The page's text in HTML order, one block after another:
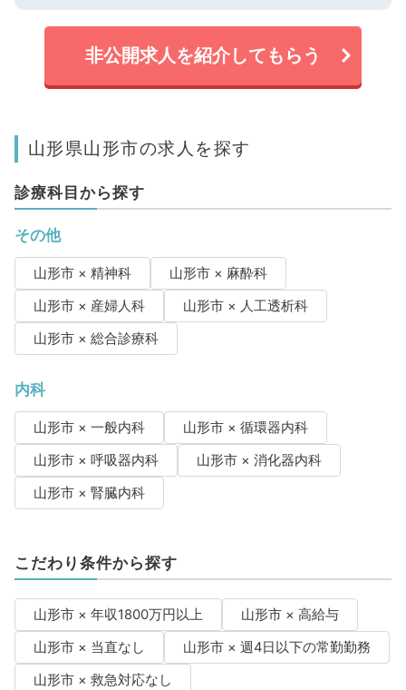
非公開求人を紹介してもらう
山形県山形市の求人を探す
診療科目から探す
その他
山形市 × 精神科
山形市 × 麻酔科
山形市 × 産婦人科
山形市 × 人工透析科
山形市 × 総合診療科
内科
山形市 × 一般内科
山形市 × 循環器内科
山形市 × 呼吸器内科
山形市 × 消化器内科
山形市 × 腎臓内科
こだわり条件から探す
山形市 × 年収1800万円以上
山形市 × 高給与
山形市 × 当直なし
山形市 × 週4日以下の常勤勤務
山形市 × 救急対応なし